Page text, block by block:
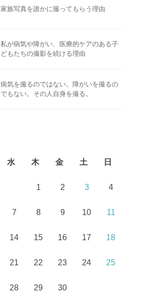
家族写真を誰かに撮ってもらう理由
私が病気や障がい、医療的ケアのある子
どもたちの撮影を続ける理由
病気を撮るのではない。障がいを撮るの
でもない。その人自身を撮る。
水 木 金 土 日
1 2 3 4
7 8 9 10 11
14 15 16 17 18
21 22 23 24 25
28 29 30